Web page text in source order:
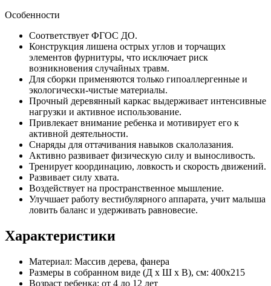
Особенности
Соответствует ФГОС ДО.
Конструкция лишена острых углов и торчащих
элементов фурнитуры, что исключает риск
возникновения случайных травм.
Для сборки применяются только гипоаллергенные и
экологически-чистые материалы.
Прочный деревянный каркас выдерживает интенсивные
нагрузки и активное использование.
Привлекает внимание ребенка и мотивирует его к
активной деятельности.
Снаряды для оттачивания навыков скалолазания.
Активно развивает физическую силу и выносливость.
Тренирует координацию, ловкость и скорость движений.
Развивает силу хвата.
Воздействует на пространственное мышление.
Улучшает работу вестибулярного аппарата, учит малыша
ловить баланс и удерживать равновесие.
Характеристики
Материал: Массив дерева, фанера
Размеры в собранном виде (Д х Ш х В), см: 400х215
Возраст ребенка: от 4 до 12 лет